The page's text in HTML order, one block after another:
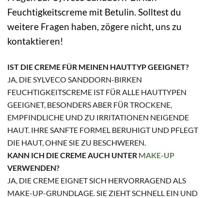
Feuchtigkeitscreme mit Betulin. Solltest du
weitere Fragen haben, zögere nicht, uns zu
kontaktieren!
IST DIE CREME FÜR MEINEN HAUTTYP GEEIGNET?
JA, DIE SYLVECO SANDDORN-BIRKEN
FEUCHTIGKEITSCREME IST FÜR ALLE HAUTTYPEN
GEEIGNET, BESONDERS ABER FÜR TROCKENE,
EMPFINDLICHE UND ZU IRRITATIONEN NEIGENDE
HAUT. IHRE SANFTE FORMEL BERUHIGT UND PFLEGT
DIE HAUT, OHNE SIE ZU BESCHWEREN.
KANN ICH DIE CREME AUCH UNTER MAKE-UP
VERWENDEN?
JA, DIE CREME EIGNET SICH HERVORRAGEND ALS
MAKE-UP-GRUNDLAGE. SIE ZIEHT SCHNELL EIN UND